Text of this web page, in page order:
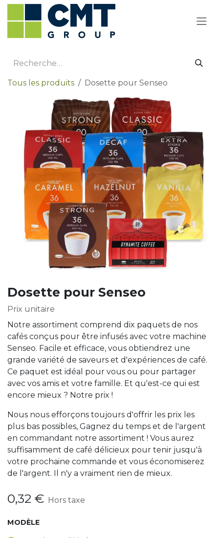
Se rendre au contenu
Tous les produits Dosette pour Senseo
Dosette pour Senseo
Prix unitaire
Notre assortiment comprend dix paquets de nos
cafés conçus pour être infusés avec votre machine
Senseo. Facile et efficace, vous obtiendrez une
grande variété de saveurs et d'expériences de café.
Ce paquet est idéal pour vous ou pour partager
avec vos amis et votre famille. Et qu'est-ce qui est
encore mieux ? Notre prix !
Nous nous efforçons toujours d'offrir les prix les
plus bas possibles, Gagnez du temps et de l'argent
en commandant notre assortiment ! Vous aurez
suffisamment de café délicieux pour tenir jusqu'à
votre prochaine commande et vous économiserez
de l'argent. Il n'y a vraiment rien de mieux.
0,32 € Hors taxe
MODÈLE